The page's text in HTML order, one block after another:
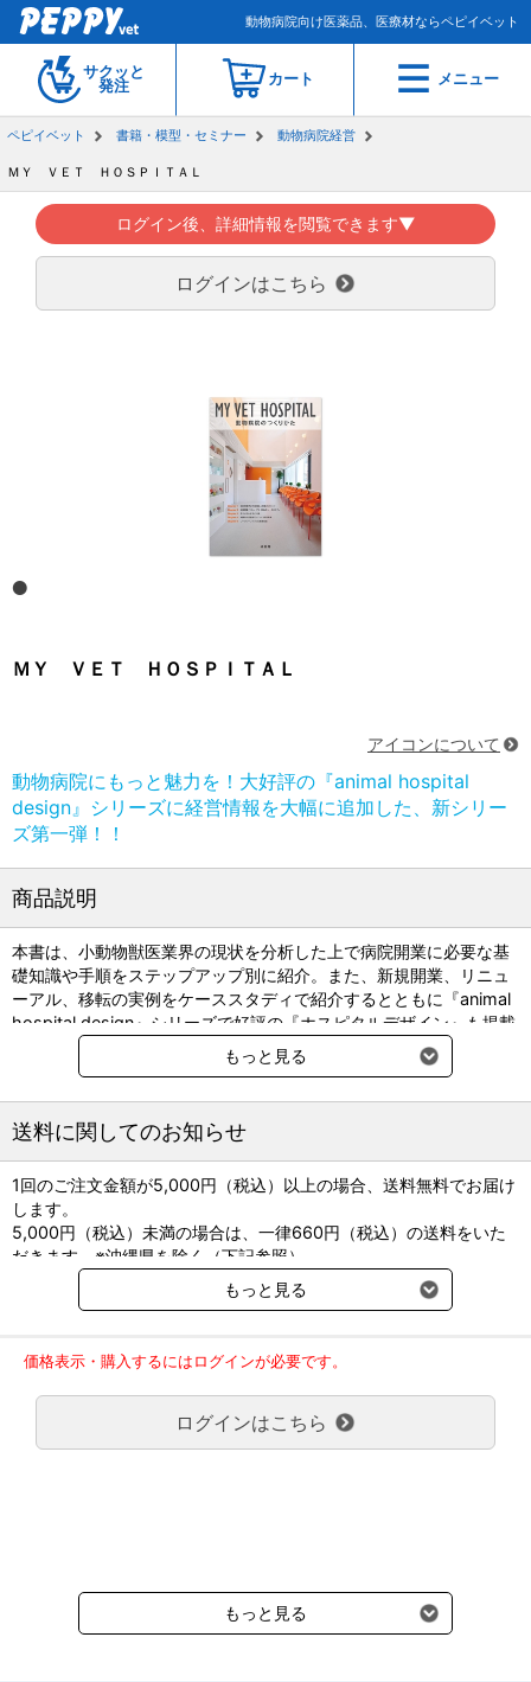
動物病院向け医薬品、医療材ならペピイベット
サクッと
発注
カート メニュー
ペピイベット 書籍・模型・セミナー 動物病院経営
ＭＹ ＶＥＴ ＨＯＳＰＩＴＡＬ
ログイン後、詳細情報を閲覧できます▼
ログインはこちら
ＭＹ ＶＥＴ ＨＯＳＰＩＴＡＬ
アイコンについて
動物病院にもっと魅力を！大好評の『animal hospital
design』シリーズに経営情報を大幅に追加した、新シリー
ズ第一弾！！
商品説明
本書は、小動物獣医業界の現状を分析した上で病院開業に必要な基
礎知識や手順をステップアップ別に紹介。また、新規開業、リニュ
ーアル、移転の実例をケーススタディで紹介するとともに『animal
hospital design』シリーズで好評の『ホスピタルデザイン』も掲載
している。そして、動物病院づくりで欠かせない獣医師が最も多く
の時間を過ごし、病院面積で最も大きな面積を占める「ワークゾー
[ポイント]
1.競争時代を勝ち抜くヒントを最新データから読み取り、開業のポ
イントを具体的に解説
動物病院経営の在り方や戦略を最新データから捉え、動物病院の
開業準備に入る前に押さえておくべきポイントをステップ別に具体
的に解説。
2.新規開業・リニューアル・移転のケーススタディ13例
開業までの様々なドラマに満ちた事例の紹介や周囲から支持さ
れ、実績を重ねてきた動物病院の移転・リニューアル例を紹介。ま
た、災害対策の取り組み事例も収録。
小様々な規模の動物病院を掲載。加えて、建物外観や受付・待合、
診察室などをシーン別にまとめて掲載。
もっと見る
送料に関してのお知らせ
1回のご注文金額が5,000円（税込）以上の場合、送料無料でお届け
します。
5,000円（税込）未満の場合は、一律660円（税込）の送料をいた
だきます。※沖縄県を除く（下記参照）
※2017年11月14日（火）より沖縄県へのお届けにつきましては、1
回のご注文金額（税込）が、30,000円以上で配送無料となります。
ご了承のほどよろしくお願い致します。
弊社都合でお届けが２回以上に分かれる場合の送料負担は、１回分
のみで新たな送料は発生しません。
大型商品送料が必要な商品をご注文の場合は、大型商品送料のみご
負担頂きます。
受けます。
もっと見る
価格表示・購入するにはログインが必要です。
ログインはこちら
もっと見る